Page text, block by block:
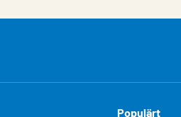
Populärt